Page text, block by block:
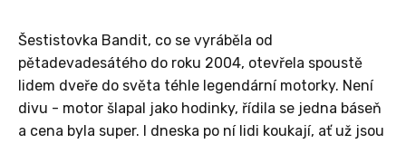
Šestistovka Bandit, co se vyráběla od
pětadevadesátého do roku 2004, otevřela spoustě
lidem dveře do světa téhle legendární motorky. Není
divu - motor šlapal jako hodinky, řídila se jedna báseň
a cena byla super. I dneska po ní lidi koukají, ať už jsou